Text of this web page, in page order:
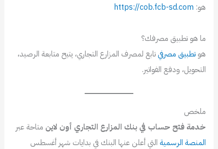
هو: https://cob.fcb-sd.com
ما هو تطبيق مصرفك؟
هو تطبيق مصرفيتابع لمصرف المزارع التجاري، يتيح متابعة الرصيد،
التحويل، ودفع الفواتير.
ملخص
خدمة فتح حساب في بنك المزارع التجاري أون لاين متاحة عبر
المنصة الرسمية التي أعلن عنها البنك في بدايات شهر أغسطس